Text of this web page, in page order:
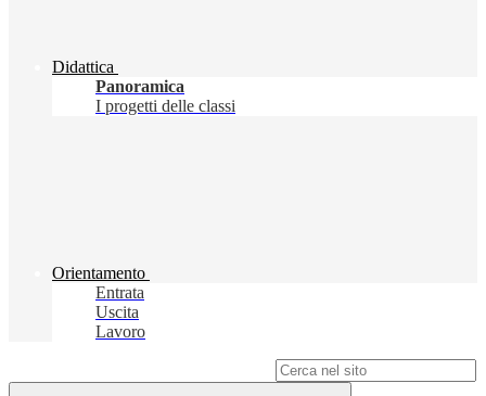
Didattica
Panoramica
I progetti delle classi
Orientamento
Entrata
Uscita
Lavoro